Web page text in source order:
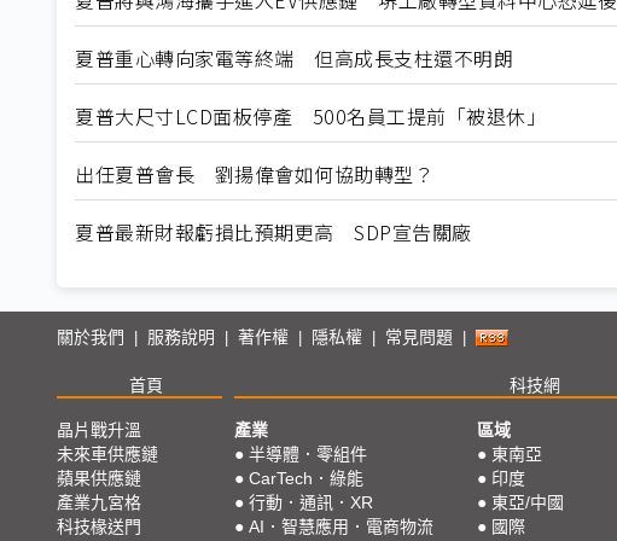
夏普重心轉向家電等終端 但高成長支柱還不明朗
夏普大尺寸LCD面板停產 500名員工提前「被退休」
出任夏普會長 劉揚偉會如何協助轉型？
夏普最新財報虧損比預期更高 SDP宣告關廠
關於我們 服務說明 著作權 隱私權 常見問題
首頁 科技網
晶片戰升溫
未來車供應鏈
蘋果供應鏈
產業九宮格
科技椽送門
產業
● 半導體．零組件
● CarTech．綠能
● 行動．通訊．XR
● AI．智慧應用．電商物流
區域
● 東南亞
● 印度
● 東亞/中國
● 國際